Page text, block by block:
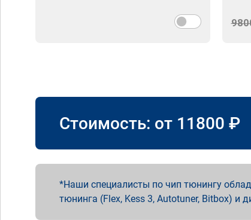
Стоимость: от 11800 ₽
Наши специалисты по чип тюнингу
тюнинга (Flex, Kess 3, Autotuner, Bitbox) и